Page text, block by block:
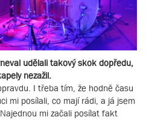
udělali takový skok dopředu,
nezažil.
I třeba tím, že hodně času
mi posílali, co mají rádi, a já jsem
mi začali posílat fakt